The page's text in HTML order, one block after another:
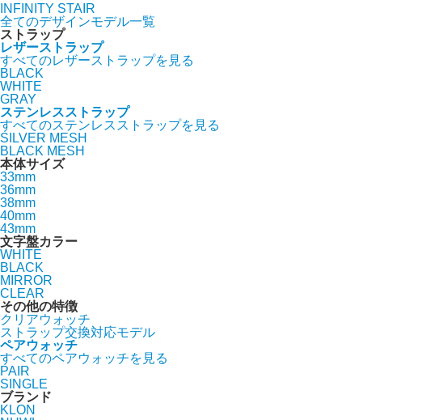
INFINITY STAIR
全てのデザインモデル一覧
ストラップ
レザーストラップ
すべてのレザーストラップを見る
BLACK
WHITE
GRAY
ステンレスストラップ
すべてのステンレスストラップを見る
SILVER MESH
BLACK MESH
本体サイズ
33mm
36mm
38mm
40mm
43mm
文字盤カラー
WHITE
BLACK
MIRROR
CLEAR
その他の特徴
クリアウォッチ
ストラップ交換対応モデル
ペアウォッチ
すべてのペアウォッチを見る
PAIR
SINGLE
ブランド
KLON